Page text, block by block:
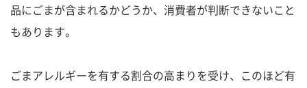
品にごまが含まれるかどうか、消費者が判断できないこと
もあります。
ごまアレルギーを有する割合の高まりを受け、このほど有